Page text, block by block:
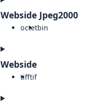
Webside Jpeg2000
octetbin
Webside
tifftif